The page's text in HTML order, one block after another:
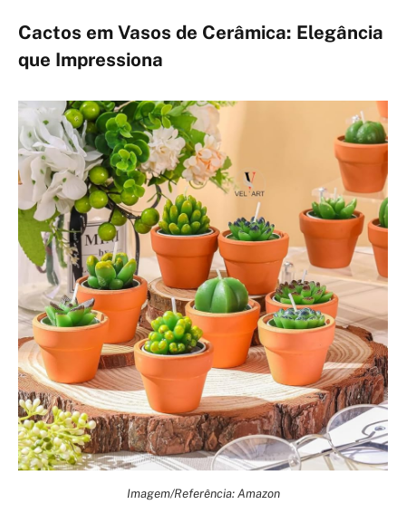
Cactos em Vasos de Cerâmica: Elegância
que Impressiona
Imagem/Referência: Amazon